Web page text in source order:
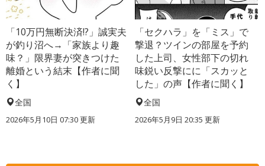
「10万円無断決済!?」誠実夫
が釣り沼へ→「家族より趣
味？」限界妻が突きつけた
離婚という結末【作者に聞
く】
全国
2026年5月10日 07:30 更新
「セクハラ」を「ミス」で
撃退？ツインの部屋を予約
した上司、女性部下の切れ
味鋭い反撃にに「スカッと
した」の声【作者に聞く】
全国
2026年5月9日 20:35 更新